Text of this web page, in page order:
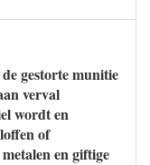
gestorte munitie
verval
wordt en
of
en giftige